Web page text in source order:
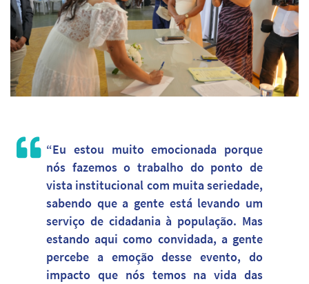
“Eu estou muito emocionada porque
nós fazemos o trabalho do ponto de
vista institucional com muita seriedade,
sabendo que a gente está levando um
serviço de cidadania à população. Mas
estando aqui como convidada, a gente
percebe a emoção desse evento, do
impacto que nós temos na vida das